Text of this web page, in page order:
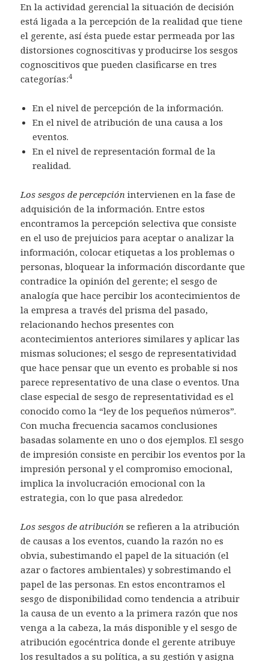
En la actividad gerencial la situación de decisión
está ligada a la percepción de la realidad que tiene
el gerente, así ésta puede estar permeada por las
distorsiones cognoscitivas y producirse los sesgos
cognoscitivos que pueden clasificarse en tres
categorías:4
En el nivel de percepción de la información.
En el nivel de atribución de una causa a los
eventos.
En el nivel de representación formal de la
realidad.
Los sesgos de percepción intervienen en la fase de
adquisición de la información. Entre estos
encontramos la percepción selectiva que consiste
en el uso de prejuicios para aceptar o analizar la
información, colocar etiquetas a los problemas o
personas, bloquear la información discordante que
contradice la opinión del gerente; el sesgo de
analogía que hace percibir los acontecimientos de
la empresa a través del prisma del pasado,
relacionando hechos presentes con
acontecimientos anteriores similares y aplicar las
mismas soluciones; el sesgo de representatividad
que hace pensar que un evento es probable si nos
parece representativo de una clase o eventos. Una
clase especial de sesgo de representatividad es el
conocido como la “ley de los pequeños números”.
Con mucha frecuencia sacamos conclusiones
basadas solamente en uno o dos ejemplos. El sesgo
de impresión consiste en percibir los eventos por la
impresión personal y el compromiso emocional,
implica la involucración emocional con la
estrategia, con lo que pasa alrededor.
Los sesgos de atribución se refieren a la atribución
de causas a los eventos, cuando la razón no es
obvia, subestimando el papel de la situación (el
azar o factores ambientales) y sobrestimando el
papel de las personas. En estos encontramos el
sesgo de disponibilidad como tendencia a atribuir
la causa de un evento a la primera razón que nos
venga a la cabeza, la más disponible y el sesgo de
atribución egocéntrica donde el gerente atribuye
los resultados a su política, a su gestión y asigna